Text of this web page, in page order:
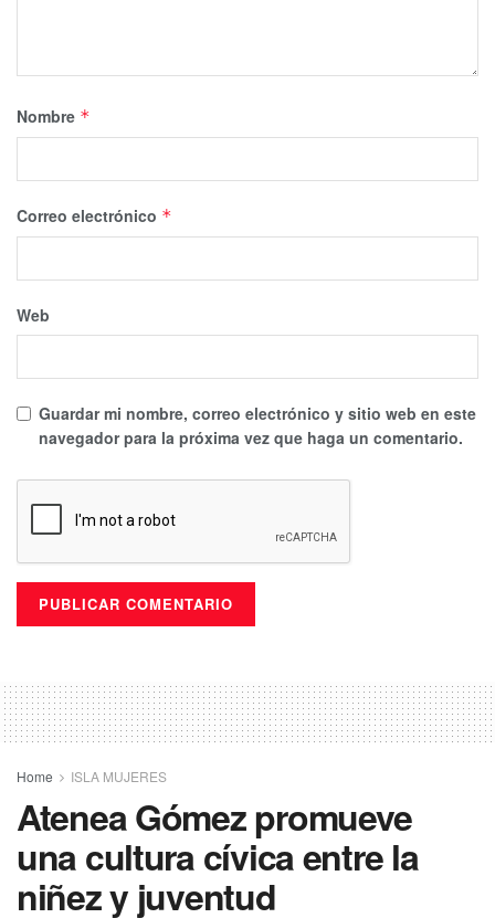
Nombre *
Correo electrónico *
Web
Guardar mi nombre, correo electrónico y sitio web en este
navegador para la próxima vez que haga un comentario.
Home ISLA MUJERES
Atenea Gómez promueve
una cultura cívica entre la
niñez y juventud